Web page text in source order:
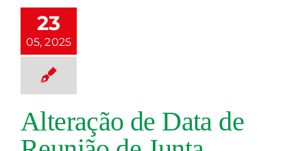
23
05, 2025
de
Junta
de Junta
Serviços
Alteração de Data de